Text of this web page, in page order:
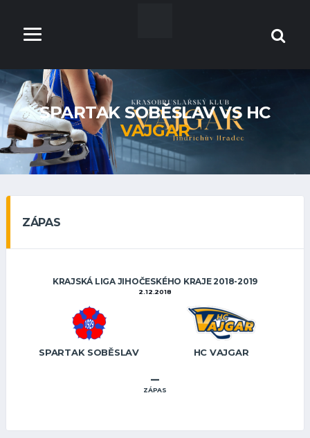
SPARTAK SOBĚSLAV VS HC
VAJGAR
ZÁPAS
KRAJSKÁ LIGA JIHOČESKÉHO KRAJE 2018-2019
2.12.2018
SPARTAK SOBĚSLAV HC VAJGAR
–
ZÁPAS